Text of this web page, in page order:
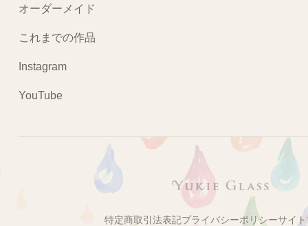
オーダーメイド
これまでの作品
Instagram
YouTube
特定商取引法表記プライバシーポリシーサイ